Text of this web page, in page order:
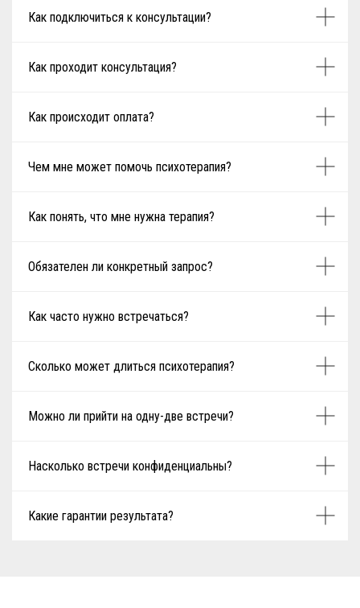
Как подключиться к консультации?
Как проходит консультация?
Как происходит оплата?
Чем мне может помочь психотерапия?
Как понять, что мне нужна терапия?
Обязателен ли конкретный запрос?
Как часто нужно встречаться?
Сколько может длиться психотерапия?
Можно ли прийти на одну-две встречи?
Насколько встречи конфиденциальны?
Какие гарантии результата?